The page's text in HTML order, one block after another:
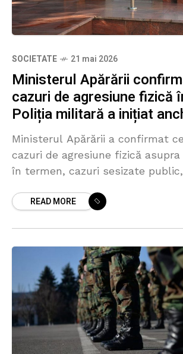
SOCIETATE 21 mai 2026
Ministerul Apărării
cazuri de agresiune fizică
Poliția militară a inițiat
Ministerul Apărării a confirmat
cazuri de agresiune fizică
în termen, cazuri sesizate
parlamentare pentru securitate,
READ MORE